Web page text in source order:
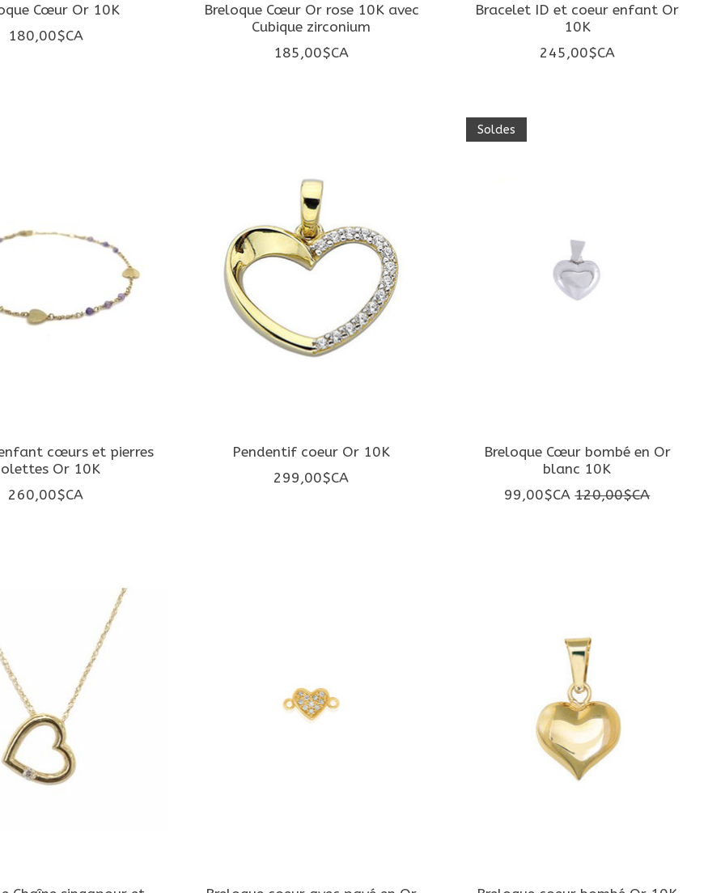
Cœur Or 10K
180,00$CA
Breloque Cœur Or rose 10K avec
Cubique zirconium
185,00$CA
Bracelet ID et coeur enfant Or
10K
245,00$CA
cœurs et pierres
Or 10K
260,00$CA
Pendentif coeur Or 10K
299,00$CA
Soldes
Breloque Cœur bombé en Or
blanc 10K
99,00$CA 120,00$CA